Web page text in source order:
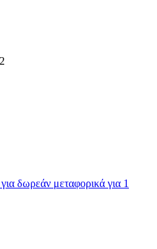
δωρεάν μεταφορικά για 1